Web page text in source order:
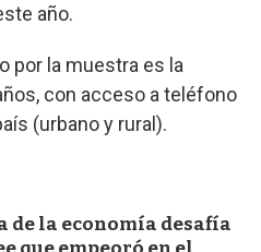
año.
por la muestra es la
con acceso a teléfono
(urbano y rural).
de la economía desafía